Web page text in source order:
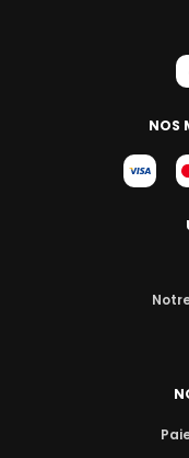
NOS